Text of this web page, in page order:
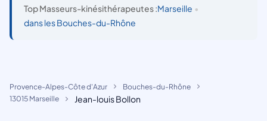
Top Masseurs-kinésithérapeutes :Marseille •
dans les Bouches-du-Rhône
Provence-Alpes-Côte d'Azur
Bouches-du-Rhône
13015 Marseille
Jean-louis Bollon